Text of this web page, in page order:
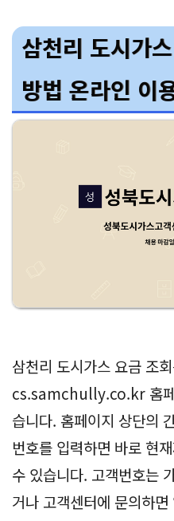
삼천리 도시가
방법 온라인 이
삼천리 도시가스 요금 조
cs.samchully.co.kr 홈페
습니다. 홈페이지 상단의
번호를 입력하면 바로 현
수 있습니다. 고객번호는
거나 고객센터에 문의하